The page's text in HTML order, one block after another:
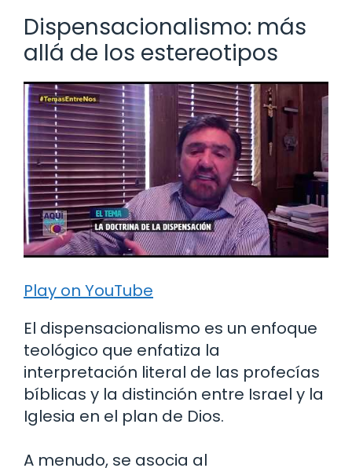
Dispensacionalismo: más
allá de los estereotipos
Play on YouTube
El dispensacionalismo es un enfoque
teológico que enfatiza la
interpretación literal de las profecías
bíblicas y la distinción entre Israel y la
Iglesia en el plan de Dios.
A menudo, se asocia al